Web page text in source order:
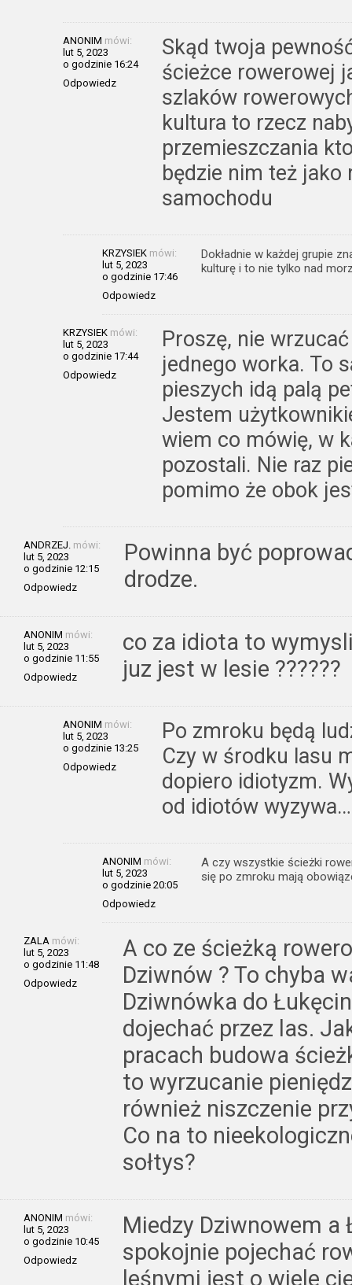
ANONIM mówi:
lut 5, 2023
o godzinie 16:24
Odpowiedz
Skąd twoja
ścieżce rowerowej
szlaków
kultura to rzecz
przemieszczania
będzie nim też
samochodu
KRZYSIEK mówi:
lut 5, 2023
o godzinie 17:46
Odpowiedz
Dokładnie w każdej grupie
kulturę i to nie tylko nad
KRZYSIEK mówi:
lut 5, 2023
o godzinie 17:44
Odpowiedz
Proszę, nie
jednego worka. To
pieszych idą palą
Jestem
wiem co mówię, w
pozostali. Nie raz
pomimo że obok
ANDRZEJ. mówi:
lut 5, 2023
o godzinie 12:15
Odpowiedz
Powinna być
drodze.
ANONIM mówi:
lut 5, 2023
o godzinie 11:55
Odpowiedz
co za idiota to
juz jest w lesie ??????
ANONIM mówi:
lut 5, 2023
o godzinie 13:25
Odpowiedz
Po zmroku będą
Czy w środku lasu
dopiero idiotyzm.
od idiotów wyzywa…
ANONIM mówi:
lut 5, 2023
o godzinie 20:05
Odpowiedz
A czy wszystkie ścieżki
się po zmroku mają
ZALA mówi:
lut 5, 2023
o godzinie 11:48
Odpowiedz
A co ze ścieżką
Dziwnów ? To chyba
Dziwnówka do
dojechać przez las.
pracach budowa
to wyrzucanie
również niszczenie
Co na to
sołtys?
ANONIM mówi:
lut 5, 2023
o godzinie 10:45
Odpowiedz
Miedzy Dziwnowem a
spokojnie pojechać
leśnymi jest o wiele